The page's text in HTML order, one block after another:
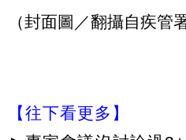
（封面圖／翻攝自疾管
【往下看更多】